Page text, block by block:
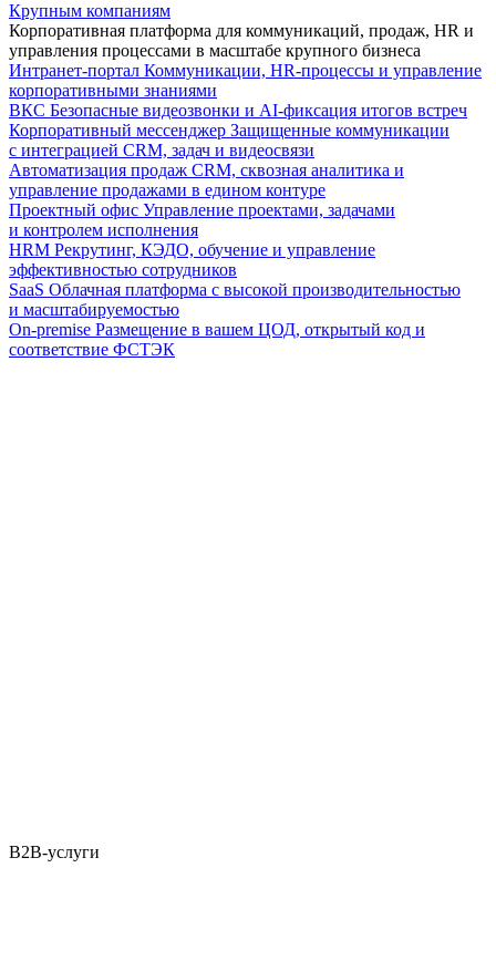
Крупным компаниям
Корпоративная платформа для коммуникаций, продаж, HR и
управления процессами в масштабе крупного бизнеса
Интранет-портал Коммуникации, HR-процессы и управление
корпоративными знаниями
ВКС Безопасные видеозвонки и AI-фиксация итогов встреч
Корпоративный мессенджер Защищенные коммуникации
с интеграцией CRM, задач и видеосвязи
Автоматизация продаж CRM, сквозная аналитика и
управление продажами в едином контуре
Проектный офис Управление проектами, задачами
и контролем исполнения
HRM Рекрутинг, КЭДО, обучение и управление
эффективностью сотрудников
SaaS Облачная платформа с высокой производительностью
и масштабируемостью
On-premise Размещение в вашем ЦОД, открытый код и
соответствие ФСТЭК
B2B-услуги